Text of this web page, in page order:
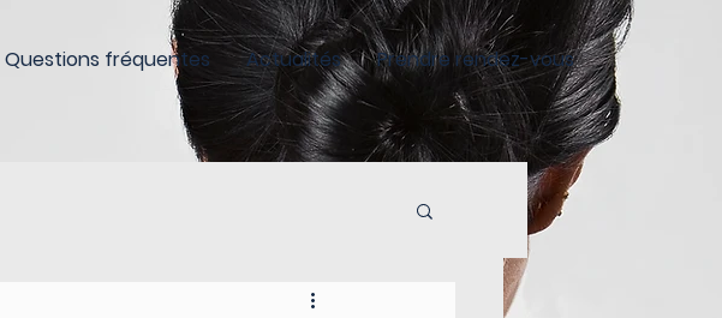
Questions fréquentes Actualités Prendre rendez-vous